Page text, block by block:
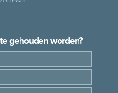
gehouden worden?